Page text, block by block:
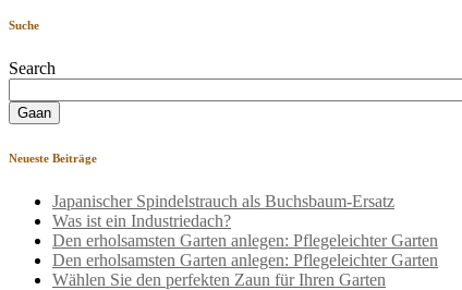
Suche
Search
Neueste Beiträge
Japanischer Spindelstrauch als Buchsbaum-Ersatz
Was ist ein Industriedach?
Den erholsamsten Garten anlegen: Pflegeleichter Garten
Den erholsamsten Garten anlegen: Pflegeleichter Garten
Wählen Sie den perfekten Zaun für Ihren Garten